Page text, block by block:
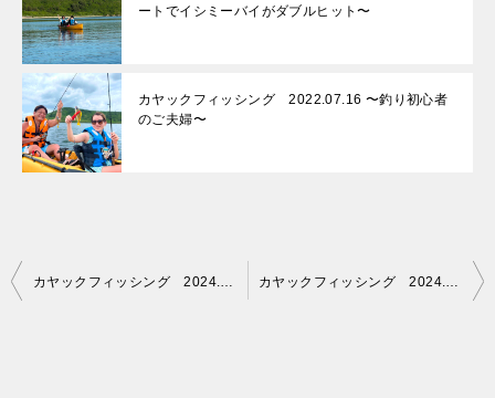
ートでイシミーバイがダブルヒット〜
カヤックフィッシング 2022.07.16 〜釣り初心者
のご夫婦〜
投
カヤックフィッシング 2024.8.11 〜魚を見ながら釣りをする〜 カヤックフィッシング 2024.8.16 〜最後の最後に…〜